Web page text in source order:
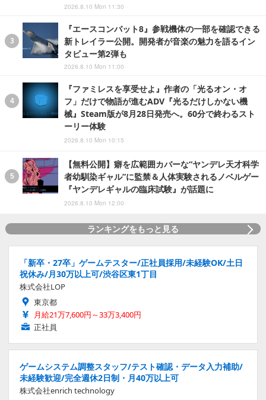
2026.8.10 Mon 11:30
『エースコンバット8』参戦機体の一部を確認できる
新トレイラー公開。開発者が音楽の魅力を語るイン
タビュー第2弾も
2026.8.10 Mon 11:00
『ファミレスを享受せよ』作者の「光るオン・オ
フ」だけで物語が進むADV『光るだけしかない機
械』Steam版が8月28日発売へ。60分で終わるスト
ーリー体験
2026.8.10 Mon 10:15
【無料公開】癖を広範囲カバーな“ヤンデレ天才科学
者幼馴染ギャル”に監禁＆人体実験されるノベルゲー
『ヤンデレギャルの臨床試験』が話題に
2026.8.10 Mon 12:00
ランキングをもっと見る
「新卒・27卒」ゲームテスター/正社員採用/未経験OK/土日
祝休み/月30万以上可/渋谷区東1丁目
株式会社LOP
東京都
月給21万7,600円～33万3,400円
正社員
ゲームシステム調整スタッフ/テスト確認・データ入力補助/
未経験歓迎/完全週休2日制・月40万以上可
株式会社enrich technology